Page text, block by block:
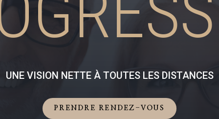
UNE VISION NETTE À TOUTES LES DISTANCES
PRENDRE RENDEZ-VOUS